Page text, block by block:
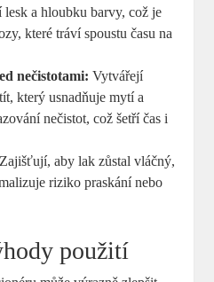
lesk a hloubku barvy, což je
které tráví spoustu času na
nečistotami: Vytvářejí
který usnadňuje mytí a
nečistot, což šetří čas i
Zajišťují, aby lak zůstal vláčný,
riziko praskání nebo
použití